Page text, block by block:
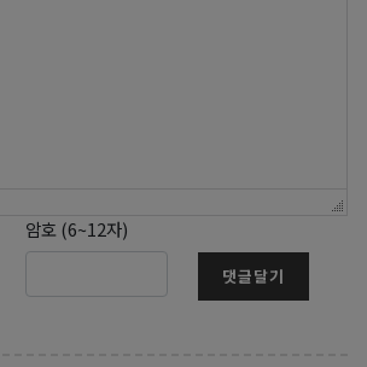
암호 (6~12자)
댓글달기